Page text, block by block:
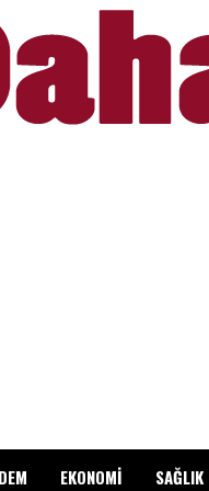
EKONOMİ SAĞLIK